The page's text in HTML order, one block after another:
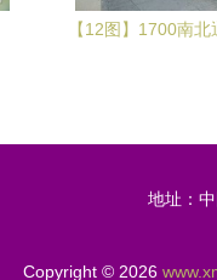
【12图】1700南
地址：
Copyright © 2026